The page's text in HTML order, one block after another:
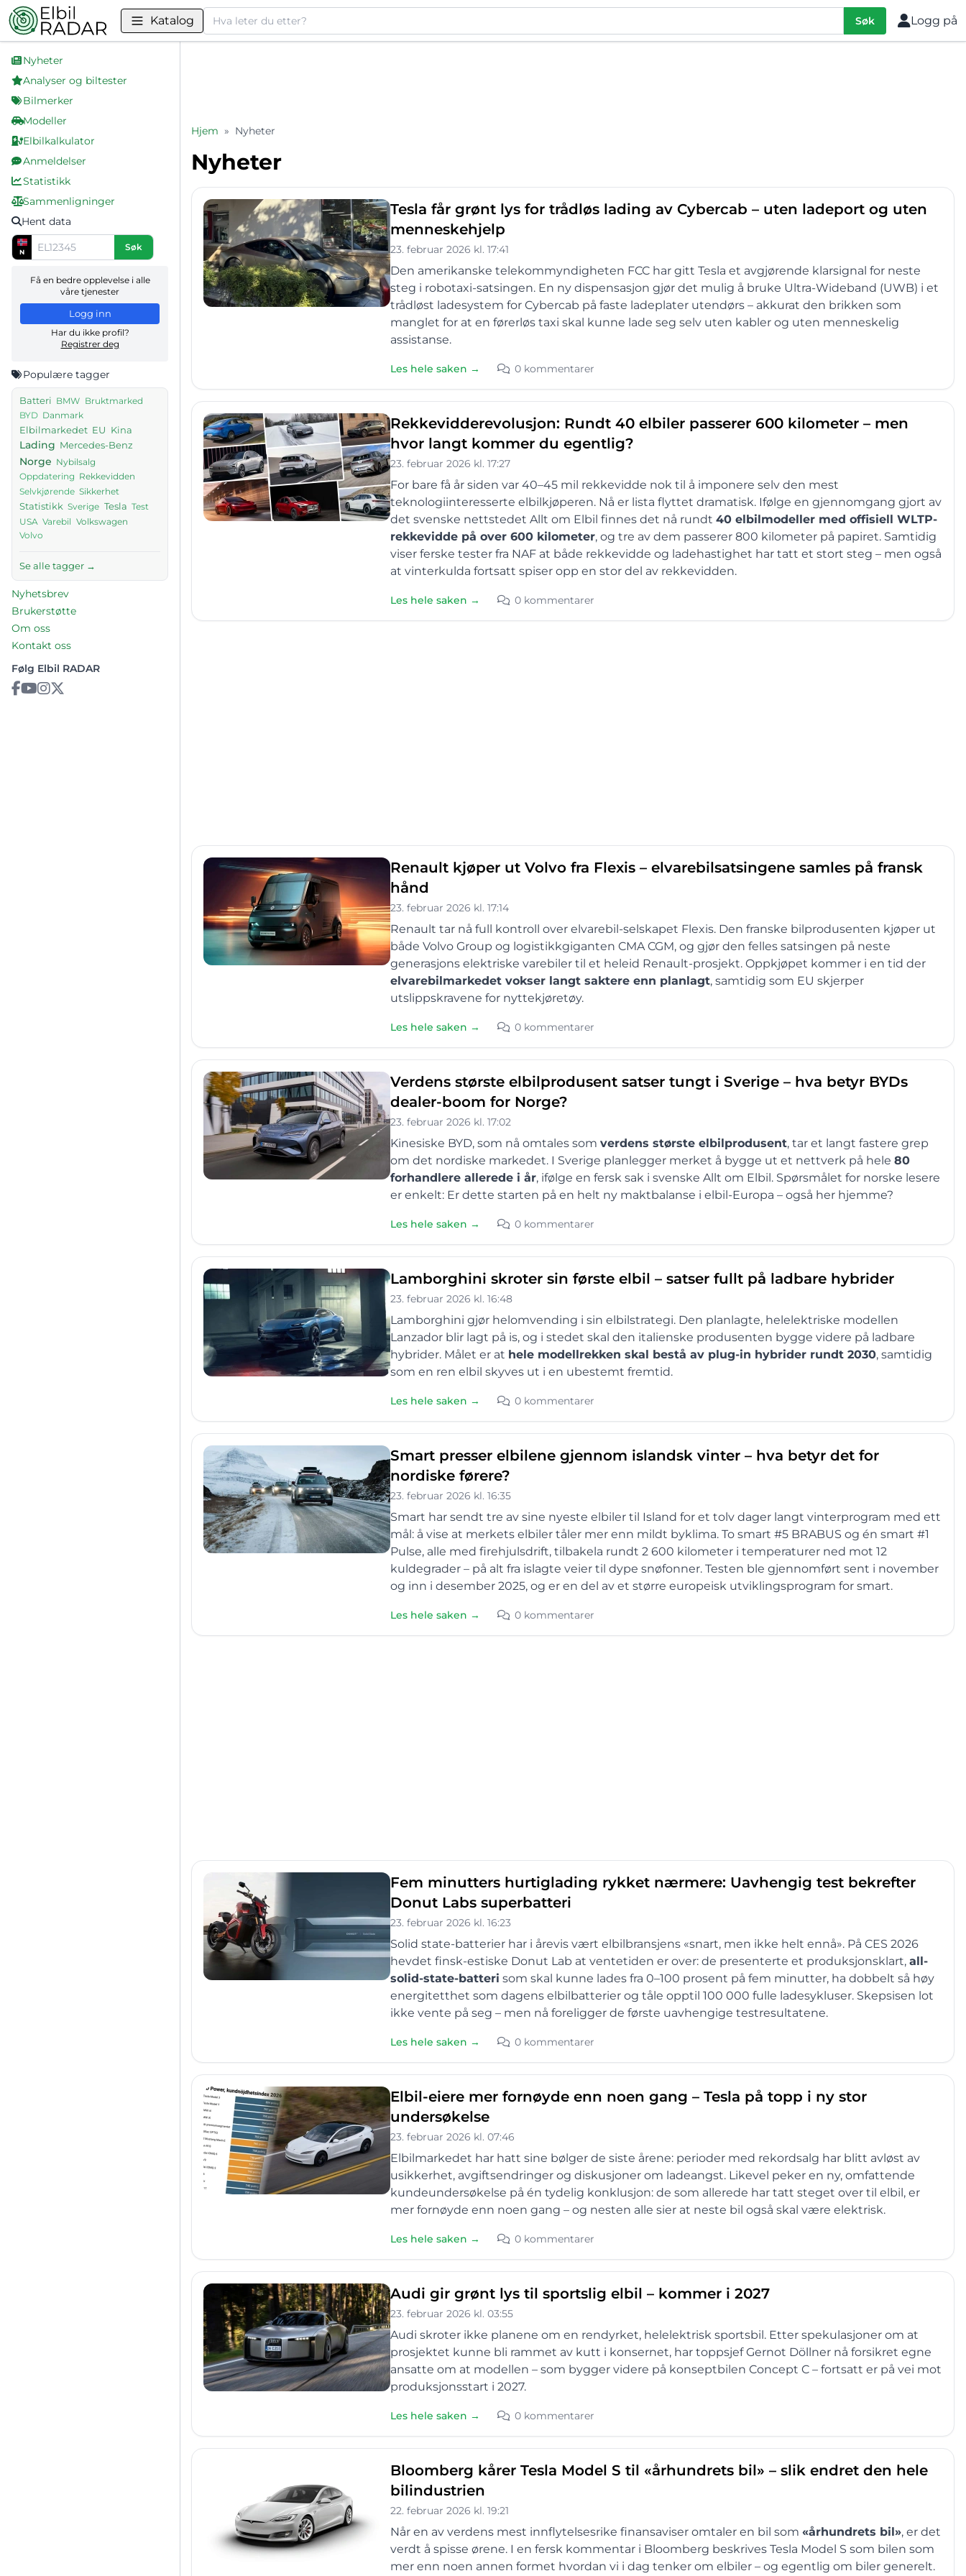
Katalog Søk Søk Logg på
Nyheter
Analyser og biltester
Bilmerker
Modeller
Elbilkalkulator
Anmeldelser
Statistikk
Sammenligninger
Hent data
N Søk
Få en bedre opplevelse i alle
våre tjenester
Logg inn
Har du ikke profil?
Registrer deg
Populære tagger
Batteri BMW Bruktmarked
BYD Danmark
Elbilmarkedet EU Kina
Lading Mercedes-Benz
Norge Nybilsalg
Oppdatering Rekkevidden
Selvkjørende Sikkerhet
Statistikk Sverige Tesla Test
USA Varebil Volkswagen
Volvo
Se alle tagger →
Nyhetsbrev
Brukerstøtte
Om oss
Kontakt oss
Følg Elbil RADAR
Hjem » Nyheter
Nyheter
Tesla får grønt lys for trådløs lading av Cybercab – uten ladeport og uten
menneskehjelp
23. februar 2026 kl. 17:41
Den amerikanske telekommyndigheten FCC har gitt Tesla et avgjørende klarsignal for neste
steg i robotaxi-satsingen. En ny dispensasjon gjør det mulig å bruke Ultra-Wideband (UWB) i et
trådløst ladesystem for Cybercab på faste ladeplater utendørs – akkurat den brikken som
manglet for at en førerløs taxi skal kunne lade seg selv uten kabler og uten menneskelig
assistanse.
Les hele saken → 0 kommentarer
Rekkevidderevolusjon: Rundt 40 elbiler passerer 600 kilometer – men
hvor langt kommer du egentlig?
23. februar 2026 kl. 17:27
For bare få år siden var 40–45 mil rekkevidde nok til å imponere selv den mest
teknologiinteresserte elbilkjøperen. Nå er lista flyttet dramatisk. Ifølge en gjennomgang gjort av
det svenske nettstedet Allt om Elbil finnes det nå rundt 40 elbilmodeller med offisiell WLTP-
rekkevidde på over 600 kilometer, og tre av dem passerer 800 kilometer på papiret. Samtidig
viser ferske tester fra NAF at både rekkevidde og ladehastighet har tatt et stort steg – men også
at vinterkulda fortsatt spiser opp en stor del av rekkevidden.
Les hele saken → 0 kommentarer
Renault kjøper ut Volvo fra Flexis – elvarebilsatsingene samles på fransk
hånd
23. februar 2026 kl. 17:14
Renault tar nå full kontroll over elvarebil-selskapet Flexis. Den franske bilprodusenten kjøper ut
både Volvo Group og logistikkgiganten CMA CGM, og gjør den felles satsingen på neste
generasjons elektriske varebiler til et heleid Renault-prosjekt. Oppkjøpet kommer i en tid der
elvarebilmarkedet vokser langt saktere enn planlagt, samtidig som EU skjerper
utslippskravene for nyttekjøretøy.
Les hele saken → 0 kommentarer
Verdens største elbilprodusent satser tungt i Sverige – hva betyr BYDs
dealer-boom for Norge?
23. februar 2026 kl. 17:02
Kinesiske BYD, som nå omtales som verdens største elbilprodusent, tar et langt fastere grep
om det nordiske markedet. I Sverige planlegger merket å bygge ut et nettverk på hele 80
forhandlere allerede i år, ifølge en fersk sak i svenske Allt om Elbil. Spørsmålet for norske lesere
er enkelt: Er dette starten på en helt ny maktbalanse i elbil-Europa – også her hjemme?
Les hele saken → 0 kommentarer
Lamborghini skroter sin første elbil – satser fullt på ladbare hybrider
23. februar 2026 kl. 16:48
Lamborghini gjør helomvending i sin elbilstrategi. Den planlagte, helelektriske modellen
Lanzador blir lagt på is, og i stedet skal den italienske produsenten bygge videre på ladbare
hybrider. Målet er at hele modellrekken skal bestå av plug-in hybrider rundt 2030, samtidig
som en ren elbil skyves ut i en ubestemt fremtid.
Les hele saken → 0 kommentarer
Smart presser elbilene gjennom islandsk vinter – hva betyr det for
nordiske førere?
23. februar 2026 kl. 16:35
Smart har sendt tre av sine nyeste elbiler til Island for et tolv dager langt vinterprogram med ett
mål: å vise at merkets elbiler tåler mer enn mildt byklima. To smart #5 BRABUS og én smart #1
Pulse, alle med firehjulsdrift, tilbakela rundt 2 600 kilometer i temperaturer ned mot 12
kuldegrader – på alt fra islagte veier til dype snøfonner. Testen ble gjennomført sent i november
og inn i desember 2025, og er en del av et større europeisk utviklingsprogram for smart.
Les hele saken → 0 kommentarer
Fem minutters hurtiglading rykket nærmere: Uavhengig test bekrefter
Donut Labs super­batteri
23. februar 2026 kl. 16:23
Solid state-batterier har i årevis vært elbilbransjens «snart, men ikke helt ennå». På CES 2026
hevdet finsk-estiske Donut Lab at ventetiden er over: de presenterte et produksjonsklart, all-
solid-state-batteri som skal kunne lades fra 0–100 prosent på fem minutter, ha dobbelt så høy
energitetthet som dagens elbilbatterier og tåle opptil 100 000 fulle lade­sykluser. Skepsisen lot
ikke vente på seg – men nå foreligger de første uavhengige testresultatene.
Les hele saken → 0 kommentarer
Elbil-eiere mer fornøyde enn noen gang – Tesla på topp i ny stor
undersøkelse
23. februar 2026 kl. 07:46
Elbilmarkedet har hatt sine bølger de siste årene: perioder med rekordsalg har blitt avløst av
usikkerhet, avgiftsendringer og diskusjoner om ladeangst. Likevel peker en ny, omfattende
kundeundersøkelse på én tydelig konklusjon: de som allerede har tatt steget over til elbil, er
mer fornøyde enn noen gang – og nesten alle sier at neste bil også skal være elektrisk.
Les hele saken → 0 kommentarer
Audi gir grønt lys til sportslig elbil – kommer i 2027
23. februar 2026 kl. 03:55
Audi skroter ikke planene om en rendyrket, helelektrisk sportsbil. Etter spekulasjoner om at
prosjektet kunne bli rammet av kutt i konsernet, har toppsjef Gernot Döllner nå forsikret egne
ansatte om at modellen – som bygger videre på konseptbilen Concept C – fortsatt er på vei mot
produksjonsstart i 2027.
Les hele saken → 0 kommentarer
Bloomberg kårer Tesla Model S til «århundrets bil» – slik endret den hele
bilindustrien
22. februar 2026 kl. 19:21
Når en av verdens mest innflytelsesrike finansaviser omtaler en bil som «århundrets bil», er det
verdt å spisse ørene. I en fersk kommentar i Bloomberg beskrives Tesla Model S som bilen som
mer enn noen annen formet hvordan vi i dag tenker om elbiler – og egentlig om biler generelt.